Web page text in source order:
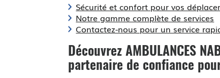
Sécurité et confort pour vos
Notre gamme complète de services
Contactez-nous pour un service
Découvrez AMBULANCES
partenaire de confiance